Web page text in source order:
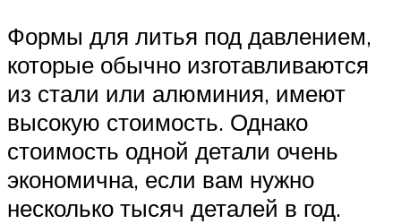
Формы для литья под давлением,
которые обычно изготавливаются
из стали или алюминия, имеют
высокую стоимость. Однако
стоимость одной детали очень
экономична, если вам нужно
несколько тысяч деталей в год.